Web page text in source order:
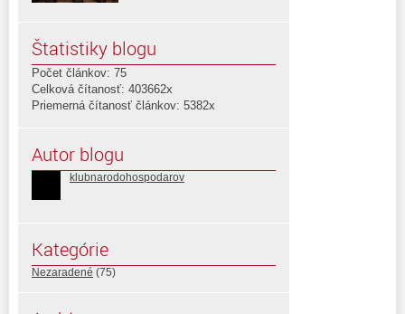
Štatistiky blogu
Počet článkov: 75
Celková čítanosť: 403662x
Priemerná čítanosť článkov: 5382x
Autor blogu
klubnarodohospodarov
Kategórie
Nezaradené (75)